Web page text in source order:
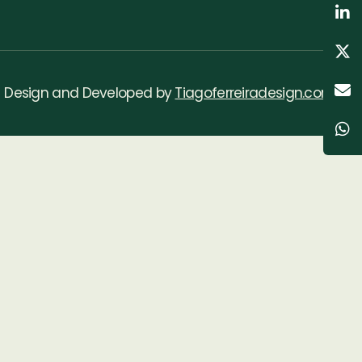
Design and Developed byTiagoferreiradesign.com